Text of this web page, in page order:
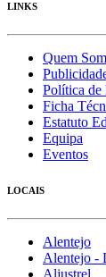
LINKS
Quem
Política de
Ficha
Estatuto
Equipa
Eventos
LOCAIS
Alentejo
Alentejo -